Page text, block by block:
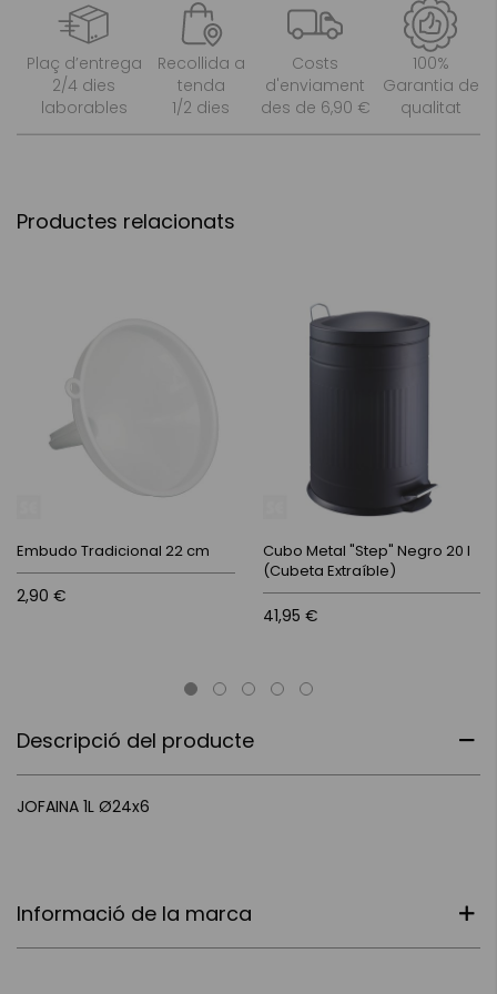
Plaç d’entrega
2/4 dies
laborables
Recollida a
tenda
1/2 dies
Costs
d'enviament
des de 6,90 €
100%
Garantia de
qualitat
Descripció del producte
JOFAINA 1L Ø24x6
Informació de la marca
Productes relacionats
Embudo Tradicional 22 cm
2,90 €
Cubo Metal "Step" Negro 20 l
(Cubeta Extraíble)
41,95 €